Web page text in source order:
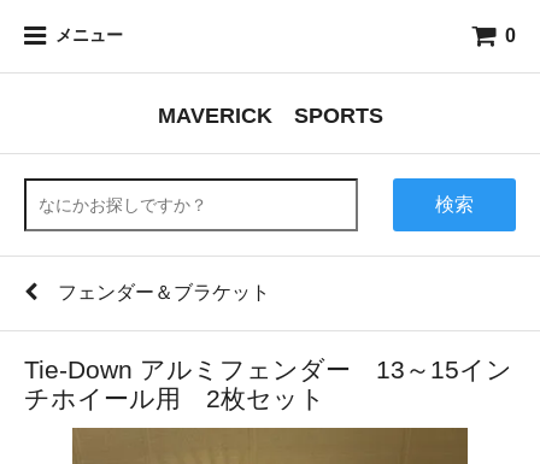
メニュー 0
MAVERICK SPORTS
検索
フェンダー＆ブラケット
Tie-Down アルミフェンダー 13～15イン
チホイール用 2枚セット